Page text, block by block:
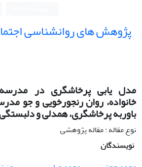
پژوهش های روانشناسی
مدل یابی پرخاشگری در
خانواده، روان رنجورخویی و جو
باوربه پرخاشگری، همدلی و
نوع مقاله : مقاله پژوهشی
نویسندگان